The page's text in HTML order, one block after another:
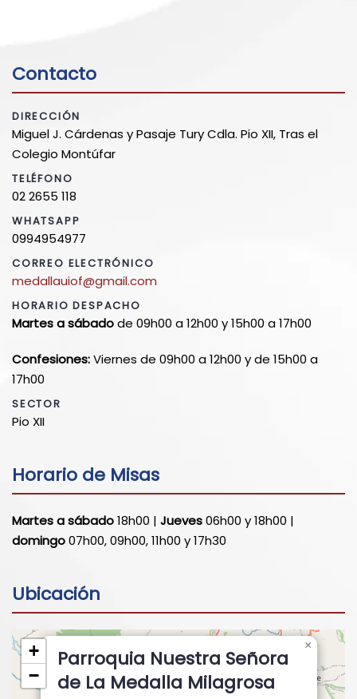
Contacto
DIRECCIÓN
Miguel J. Cárdenas y Pasaje Tury Cdla. Pio XII, Tras el
Colegio Montúfar
TELÉFONO
02 2655 118
WHATSAPP
0994954977
CORREO ELECTRÓNICO
medallauiof@gmail.com
HORARIO DESPACHO
Martes a sábadode 09h00 a 12h00 y 15h00 a 17h00
Confesiones:Viernes de 09h00 a 12h00 y de 15h00 a
17h00
SECTOR
Pio XII
Horario de Misas
Martes a sábado18h00 | Jueves06h00 y 18h00 |
domingo07h00, 09h00, 11h00 y 17h30
Ubicación
Parroquia Nuestra Señora
de La Medalla Milagrosa
×
+
−